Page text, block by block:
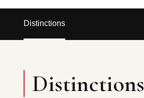
Distinctions
Distinctions